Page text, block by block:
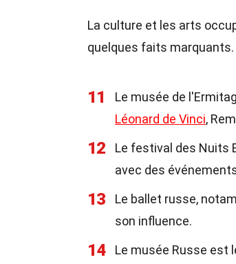
La culture et les arts
quelques faits marquants.
11
Le musée de
Léonard de Vinci,
12
Le festival des Nuits
avec des
13
Le ballet russe,
son influence.
14
Le musée Russe est